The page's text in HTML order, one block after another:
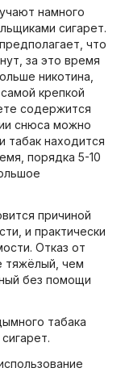
намного
сигарет.
что
за это время
никотина,
крепкой
содержится
снюса можно
табак находится
порядка 5-10
причиной
и практически
Отказ от
тяжёлый, чем
без помощи
табака